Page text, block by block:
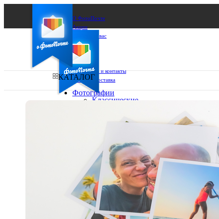
О ФотоПочте
Акции
Сделаем за вас
Бизнесу
FAQ
Франшиза
Поддержка и контакты
Оплата и доставка
Выберите из списка:
КАТАЛОГ
Фотографии
Классические
10х15
15х15
15х20
20х20
20х30
30х30
30х40
Фото
в